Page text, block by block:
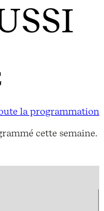
la programmation
cette semaine.